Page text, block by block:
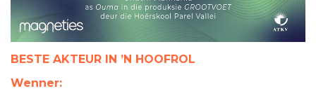
BESTE AKTEUR IN ’N HOOFROL
Wenner: